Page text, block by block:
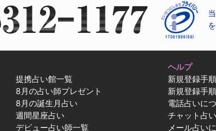
提携占い館一覧
8月の占い師プレゼント
8月の誕生月占い
週間星座占い
デビュー占い師一覧
ヘルプ
新規登録手順
新規登録手
電話占いに
チャット占
メール占い